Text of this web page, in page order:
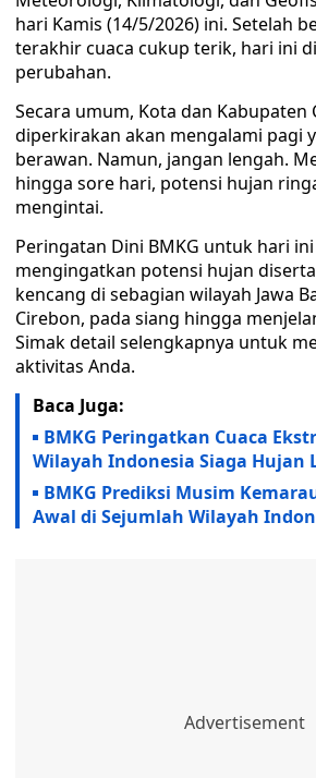
hari Kamis (14/5/2026) ini. Setelah
terakhir cuaca cukup terik, hari ini
perubahan.
Secara umum, Kota dan Kabupaten
diperkirakan akan mengalami pagi
berawan. Namun, jangan lengah.
hingga sore hari, potensi hujan
mengintai.
Peringatan Dini BMKG untuk hari
mengingatkan potensi hujan
kencang di sebagian wilayah Jawa
Cirebon, pada siang hingga
Simak detail selengkapnya untuk
aktivitas Anda.
Baca Juga:
BMKG Peringatkan Cuaca
Wilayah Indonesia Siaga Hujan
BMKG Prediksi Musim
Awal di Sejumlah Wilayah